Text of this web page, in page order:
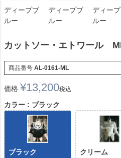
ディープブ
ルー
ディープブ
ルー
ディー
ルー
カットソー・エトワール
商品番号 AL-0161-ML
価格 ¥13,200税込
カラー ブラック
ブラック クリーム